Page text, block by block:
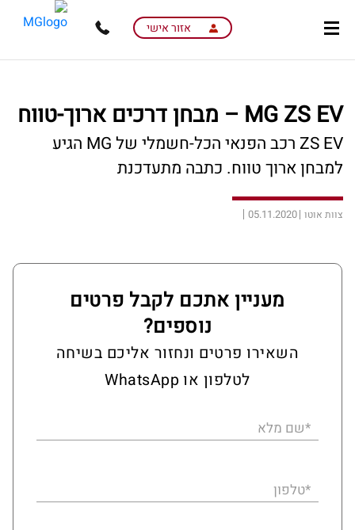
content
menu
אזור אישי
MG ZS EV – מבחן דרכים ארוך-טווח
ZS EV רכב הפנאי הכל-חשמלי של MG הגיע
למבחן ארוך טווח. כתבה מתעדכנת
צוות אוטו 05.11.2020
מעניין אתכם לקבל פרטים
נוספים?
השאירו פרטים ונחזור אליכם בשיחה
לטלפון או WhatsApp
*שם מלא
*טלפון